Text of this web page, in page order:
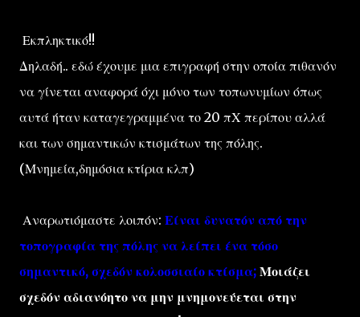
Εκπληκτικό!!
Δηλαδή.. εδώ έχουμε μια επιγραφή στην οποία πιθανόν
να γίνεται αναφορά όχι μόνο των τοπωνυμίων όπως
αυτά ήταν καταγεγραμμένα το 20 πΧ περίπου αλλά
και των σημαντικών κτισμάτων της πόλης.
(Μνημεία,δημόσια κτίρια κλπ)
Αναρωτιόμαστε λοιπόν: Είναι δυνατόν από την
τοπογραφία της πόλης να λείπει ένα τόσο
σημαντικό, σχεδόν κολοσσιαίο κτίσμα; Μοιάζει
σχεδόν αδιανόητο να μην μνημονεύεται στην